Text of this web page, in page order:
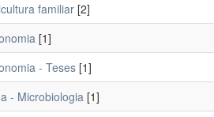
familiar [2]
[1]
- Teses [1]
- Microbiologia [1]